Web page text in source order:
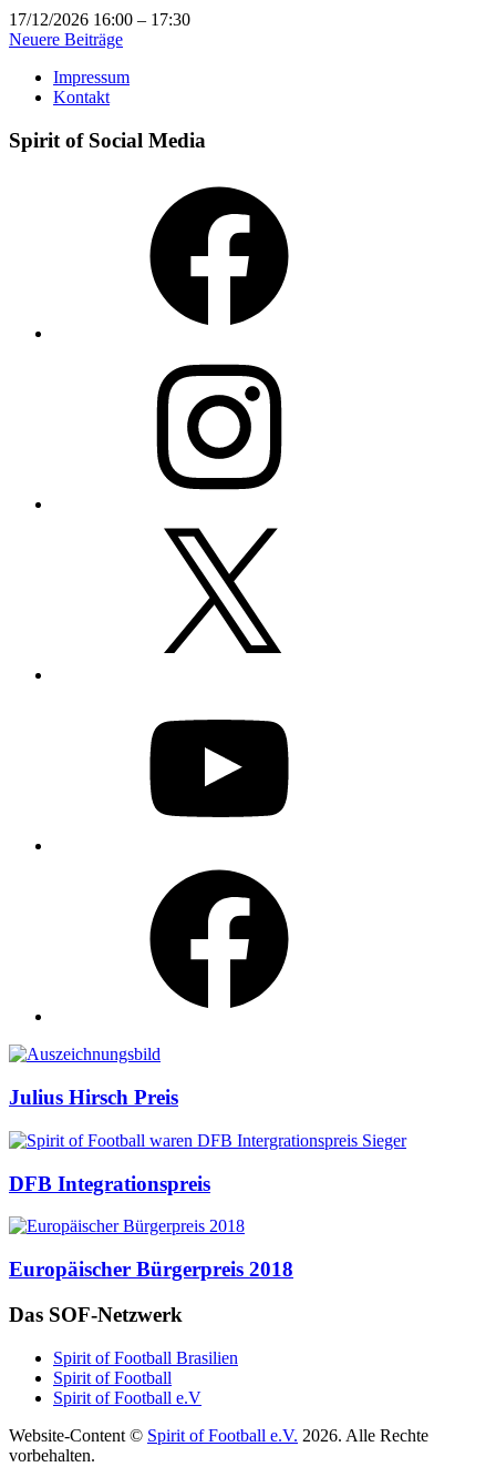
17/12/2026 16:00 – 17:30
Beitragsnavigation
Neuere Beiträge
Impressum
Kontakt
Spirit of Social Media
Auszeichnungen
Julius Hirsch Preis
DFB Integrationspreis
Europäischer Bürgerpreis 2018
Das SOF-Netzwerk
Spirit of Football Brasilien
Spirit of Football
Spirit of Football e.V
Website-Content © Spirit of Football e.V. 2026. Alle Rechte
vorbehalten.